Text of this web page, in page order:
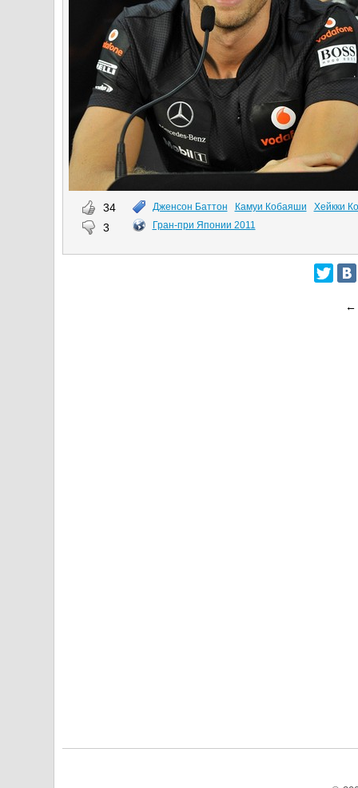
34
3
Дженсон Баттон Камуи Кобаяши
Хейкки
Гран-при Японии 2011